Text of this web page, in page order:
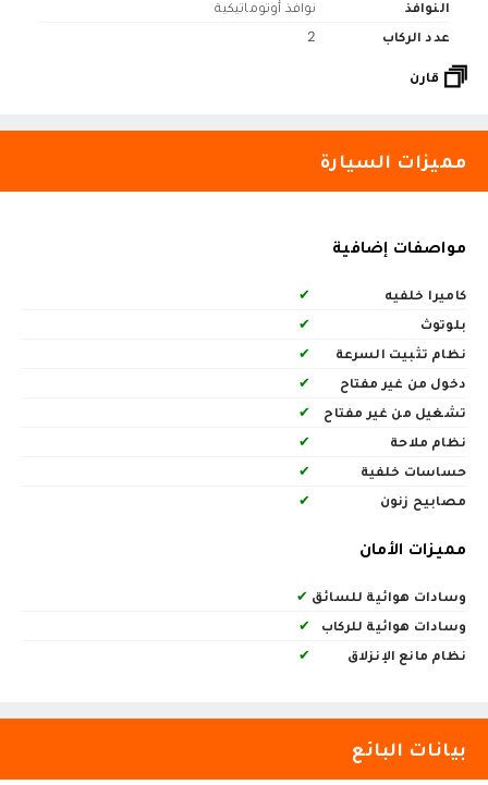
النوافذ
نوافذ أوتوماتيكية
عدد الركاب
2
قارن
مميزات السيارة
مواصفات إضافية
كاميرا خلفيه
✔
بلوتوث
✔
نظام تثبيت السرعة
✔
دخول من غير مفتاح
✔
تشغيل من غير مفتاح
✔
نظام ملاحة
✔
حساسات خلفية
✔
مصابيح زنون
✔
مميزات الأمان
وسادات هوائية للسائق ✔
وسادات هوائية للركاب
✔
نظام مانع الإنزلاق
✔
بيانات البائع